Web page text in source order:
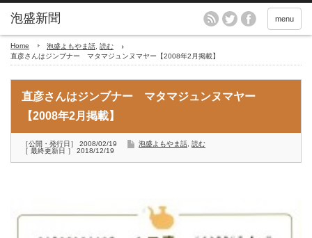
menu
Home 泡盛よもやま話 読む
直彦さんはジンブナー マタマジュンヌマヤー【2008年2月掲載】
直彦さんはジンブナー マタマジュンヌマヤー
【2008年2月掲載】
［公開・発行日］ 2008/02/19
［ 最終更新日 ］ 2018/12/19
泡盛よもやま話 読む